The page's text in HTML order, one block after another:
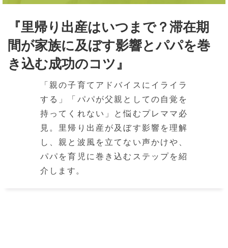
『里帰り出産はいつまで？滞在期
間が家族に及ぼす影響とパパを巻
き込む成功のコツ』
「親の子育てアドバイスにイライラ
する」「パパが父親としての自覚を
持ってくれない」と悩むプレママ必
見。里帰り出産が及ぼす影響を理解
し、親と波風を立てない声かけや、
パパを育児に巻き込むステップを紹
介します。